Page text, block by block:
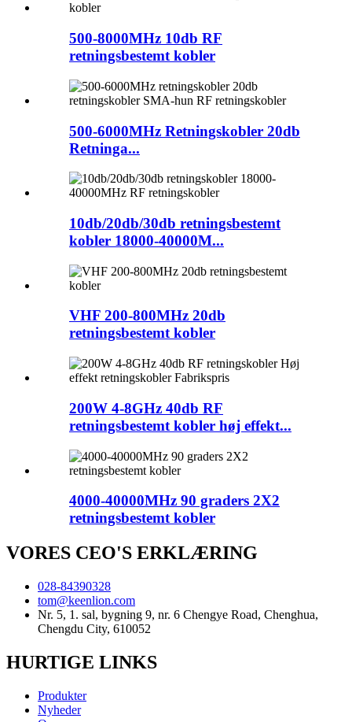
500-8000MHz 10db RF
retningsbestemt kobler
500-6000MHz Retningskobler 20db
Retninga...
10db/20db/30db retningsbestemt
kobler 18000-40000M...
VHF 200-800MHz 20db
retningsbestemt kobler
200W 4-8GHz 40db RF
retningsbestemt kobler høj effekt...
4000-40000MHz 90 graders 2X2
retningsbestemt kobler
VORES CEO'S ERKLÆRING
028-84390328
tom@keenlion.com
Nr. 5, 1. sal, bygning 9, nr. 6 Chengye Road, Chenghua,
Chengdu City, 610052
HURTIGE LINKS
Produkter
Nyheder